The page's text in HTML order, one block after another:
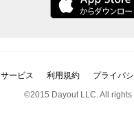
サービス 利用規約 プライバ
©2015 Dayout LLC. All rights